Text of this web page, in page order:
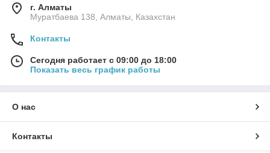
г. Алматы
Муратбаева 138, Алматы, Казахстан
Контакты
Сегодня работает с 09:00 до 18:00
Показать весь график работы
О нас
Контакты